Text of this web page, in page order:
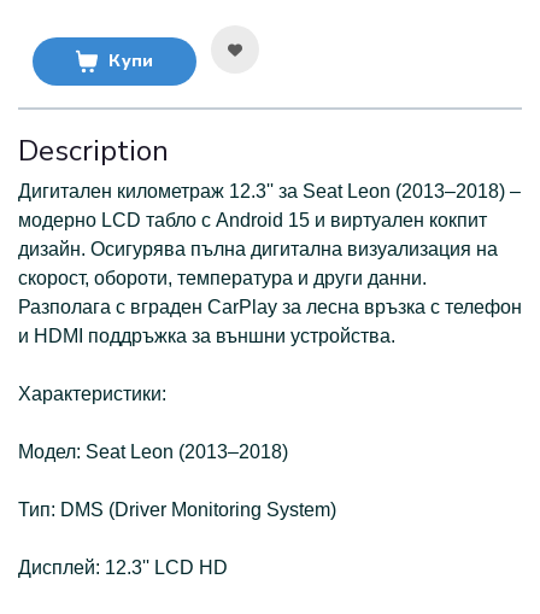
Купи
Description
Дигитален километраж 12.3'' за Seat Leon (2013–2018) –
модерно LCD табло с Android 15 и виртуален кокпит
дизайн. Осигурява пълна дигитална визуализация на
скорост, обороти, температура и други данни.
Разполага с вграден CarPlay за лесна връзка с телефон
и HDMI поддръжка за външни устройства.
Характеристики:
Модел: Seat Leon (2013–2018)
Тип: DMS (Driver Monitoring System)
Дисплей: 12.3'' LCD HD